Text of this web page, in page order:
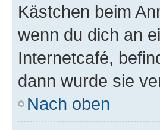
Kästchen beim
wenn du dich an
Internetcafé,
dann wurde sie
Nach oben